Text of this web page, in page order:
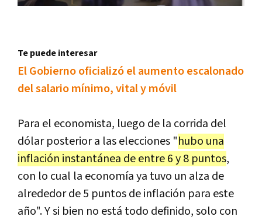
Te puede interesar
El Gobierno oficializó el aumento escalonado
del salario mínimo, vital y móvil
Para el economista, luego de la corrida del
dólar posterior a las elecciones "hubo una
inflación instantánea de entre 6 y 8 puntos,
con lo cual la economía ya tuvo un alza de
alrededor de 5 puntos de inflación para este
año". Y si bien no está todo definido, solo con